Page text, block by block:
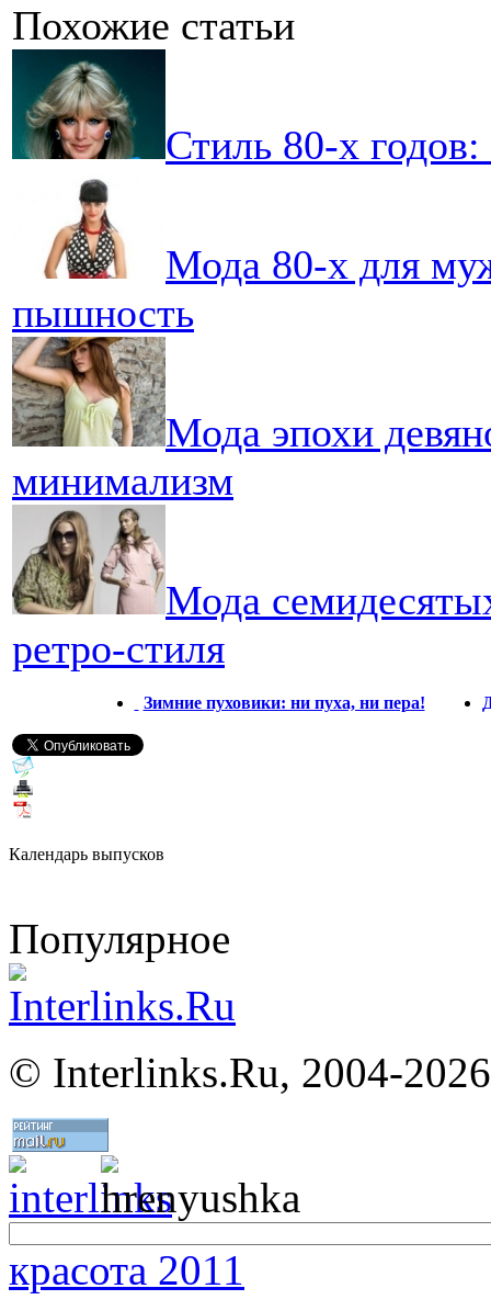
Похожие статьи
Стиль 80-х
Мода 80-х для
пышность
Мода эпохи
минимализм
Мода
ретро-стиля
Зимние пуховики: ни пуха, ни пера!
Календарь выпусков
Популярное
© Interlinks.Ru, 2004-2026
красота 2011